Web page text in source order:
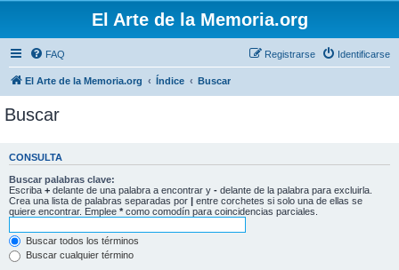
El Arte de la Memoria.org
FAQ Identificarse
Registrarse
El Arte de la Memoria.org Índice Buscar
Buscar
CONSULTA
Buscar palabras clave:
Escriba + delante de una palabra a encontrar y - delante de la palabra para excluirla.
Crea una lista de palabras separadas por | entre corchetes si solo una de ellas se
quiere encontrar. Emplee * como comodín para coincidencias parciales.
Buscar todos los términos
Buscar cualquier término